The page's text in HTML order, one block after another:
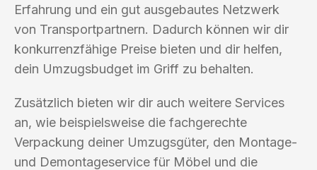
Erfahrung und ein gut ausgebautes Netzwerk
von Transportpartnern. Dadurch können wir dir
konkurrenzfähige Preise bieten und dir helfen,
dein Umzugsbudget im Griff zu behalten.
Zusätzlich bieten wir dir auch weitere Services
an, wie beispielsweise die fachgerechte
Verpackung deiner Umzugsgüter, den Montage-
und Demontageservice für Möbel und die